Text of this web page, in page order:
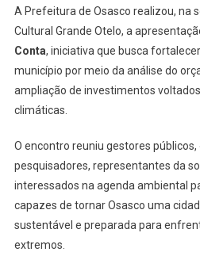
A Prefeitura de Osasco realizou, na
Cultural Grande Otelo, a
Conta, iniciativa que busca
município por meio da análise do
ampliação de investimentos
climáticas.
O encontro reuniu gestores públicos,
pesquisadores, representantes da
interessados na agenda ambiental
capazes de tornar Osasco uma
sustentável e preparada para
extremos.